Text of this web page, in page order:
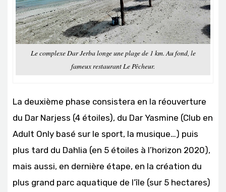
Le complexe Dar Jerba longe une plage de 1 km. Au fond, le
fameux restaurant Le Pêcheur.
La deuxième phase consistera en la réouverture
du Dar Narjess (4 étoiles), du Dar Yasmine (Club en
Adult Only basé sur le sport, la musique…) puis
plus tard du Dahlia (en 5 étoiles à l’horizon 2020),
mais aussi, en dernière étape, en la création du
plus grand parc aquatique de l’île (sur 5 hectares)